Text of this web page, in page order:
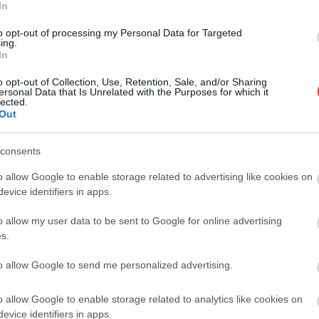
opt-out of processing my Personal Data for Targeted
opt-out of Collection, Use, Retention, Sale, and/or Sharing
Data that Is Unrelated with the Purposes for which it
allow Google to enable storage related to advertising like cookies on
identifiers in apps.
allow my user data to be sent to Google for online advertising
allow Google to send me personalized advertising.
allow Google to enable storage related to analytics like cookies on
identifiers in apps.
Kevés hollywoodi színész ért el
Chalamet. A színész a teljes
ismeretlenségből mára a Dűne
mellett a kritikusok is igen jó
Complete Unknownban a…
Itt az első előzetes
HAMU ÉS GYÉMÁNT